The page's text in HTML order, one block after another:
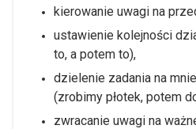
kierowanie uwagi na
ustawienie kolejności
to, a potem to),
dzielenie zadania na
(zrobimy płotek, potem
zwracanie uwagi na